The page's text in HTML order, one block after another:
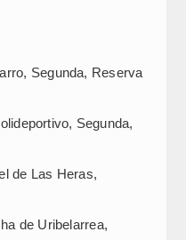
Segunda, Reserva
Segunda,
de Las Heras,
de Uribelarrea,